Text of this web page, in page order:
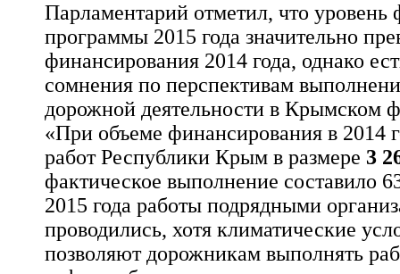
Парламентарий отметил, что уровень
программы 2015 года значительно
финансирования 2014 года, однако
сомнения по перспективам
дорожной деятельности в Крымском
«При объеме финансирования в 2014
работ Республики Крым в размере 3
фактическое выполнение составило
2015 года работы подрядными
проводились, хотя климатические
позволяют дорожникам выполнять